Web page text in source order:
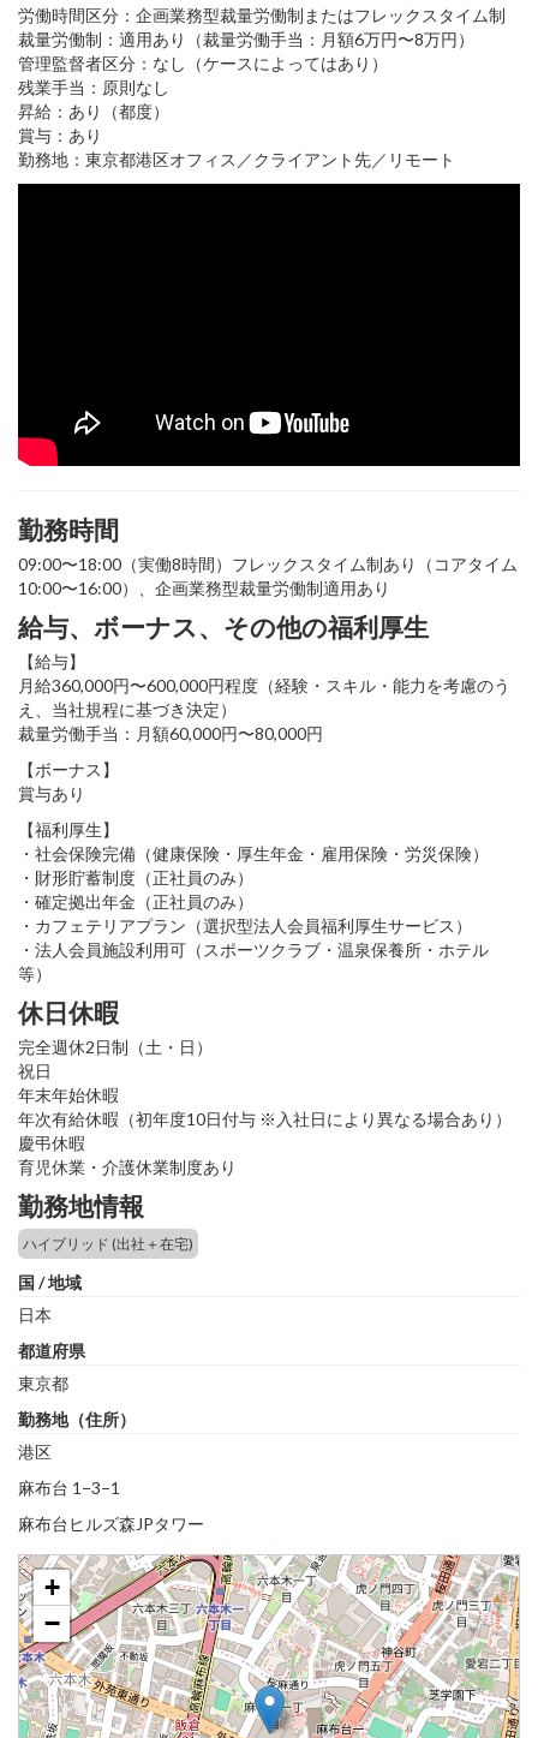
労働時間区分：企画業務型裁量労働制またはフレックスタイム制
裁量労働制：適用あり（裁量労働手当：月額6万円〜8万円）
管理監督者区分：なし（ケースによってはあり）
残業手当：原則なし
昇給：あり（都度）
賞与：あり
勤務地：東京都港区オフィス／クライアント先／リモート
勤務時間
09:00〜18:00（実働8時間）フレックスタイム制あり（コアタイム
10:00〜16:00）、企画業務型裁量労働制適用あり
給与、ボーナス、その他の福利厚生
【給与】
月給360,000円〜600,000円程度（経験・スキル・能力を考慮のう
え、当社規程に基づき決定）
裁量労働手当：月額60,000円〜80,000円
【ボーナス】
賞与あり
【福利厚生】
・社会保険完備（健康保険・厚生年金・雇用保険・労災保険）
・財形貯蓄制度（正社員のみ）
・確定拠出年金（正社員のみ）
・カフェテリアプラン（選択型法人会員福利厚生サービス）
・法人会員施設利用可（スポーツクラブ・温泉保養所・ホテル
等）
休日休暇
完全週休2日制（土・日）
祝日
年末年始休暇
年次有給休暇（初年度10日付与 ※入社日により異なる場合あり）
慶弔休暇
育児休業・介護休業制度あり
勤務地情報
ハイブリッド (出社＋在宅)
国 / 地域
日本
都道府県
東京都
勤務地（住所）
港区
麻布台 1−3−1
麻布台ヒルズ森JPタワー
+
−